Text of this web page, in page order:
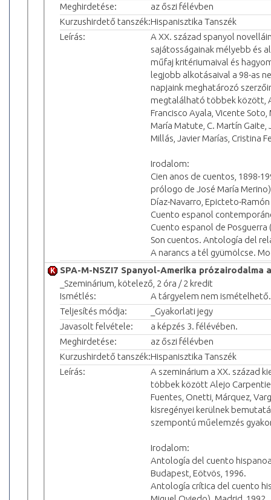
Meghirdetése:
az őszi félévben
Kurzushirdető tanszék:Hispanisztika Tanszék
Leírás:
A XX. század spanyol
sajátosságainak mélyebb és
műfaj kritériumaival és
legjobb alkotásaival a 98-as
napjaink meghatározó
megtalálható többek között,
Francisco Ayala, Vicente
María Matute, C. Martín Gaite,
Millás, Javier Marías, Cristina
Irodalom:
Cien anos de cuentos, 1898-
prólogo de José María
Díaz-Navarro, Epicteto-
Cuento espanol
Cuento espanol de Posguerra
Son cuentos. Antología del
A narancs a tél gyümölcse.
SPA-M-NSZI7 Spanyol-Amerika prózairodalma
_Szeminárium, kötelező, 2 óra / 2 kredit
Ismétlés:
A tárgyelem nem ismételhető.
Teljesítés módja:
_Gyakorlati jegy
Javasolt felvétele:
a képzés 3. félévében.
Meghirdetése:
az őszi félévben
Kurzushirdető tanszék:Hispanisztika Tanszék
Leírás:
A szeminárium a XX. század
többek között Alejo
Fuentes, Onetti, Márquez,
kisregényei kerülnek
szempontú műelemzés
Irodalom:
Antología del cuento
Budapest, Eötvös, 1996.
Antología crítica del cuento